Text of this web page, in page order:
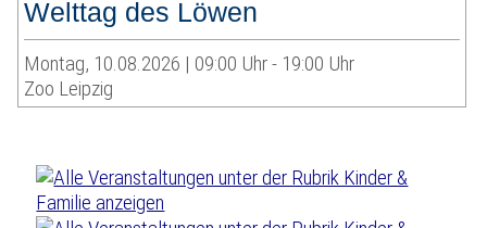
Welttag des Löwen
Montag, 10.08.2026 | 09:00 Uhr - 19:00 Uhr
Zoo Leipzig